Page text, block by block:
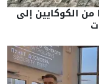
بشبكة لتهريب 21 طنا من الكوكايين إلى